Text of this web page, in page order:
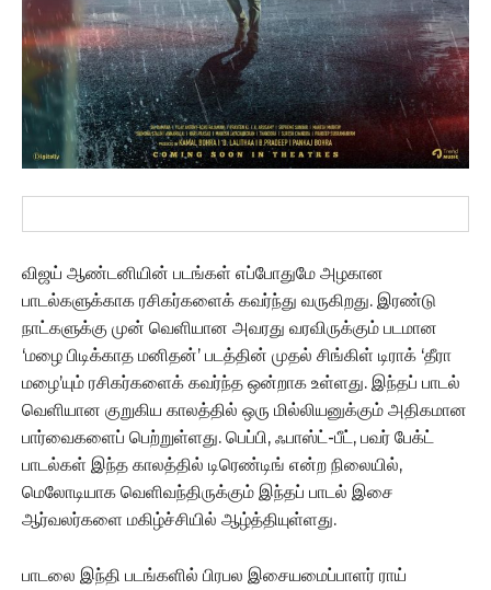
விஜய் ஆண்டனியின் படங்கள் எப்போதுமே அழகான
பாடல்களுக்காக ரசிகர்களைக் கவர்ந்து வருகிறது. இரண்டு
நாட்களுக்கு முன் வெளியான அவரது வரவிருக்கும் படமான
‘மழை பிடிக்காத மனிதன்’ படத்தின் முதல் சிங்கிள் டிராக் ‘தீரா
மழை’யும் ரசிகர்களைக் கவர்ந்த ஒன்றாக உள்ளது. இந்தப் பாடல்
வெளியான குறுகிய காலத்தில் ஒரு மில்லியனுக்கும் அதிகமான
பார்வைகளைப் பெற்றுள்ளது. பெப்பி, ஃபாஸ்ட்-பீட், பவர் பேக்ட்
பாடல்கள் இந்த காலத்தில் டிரெண்டிங் என்ற நிலையில்,
மெலோடியாக வெளிவந்திருக்கும் இந்தப் பாடல் இசை
ஆர்வலர்களை மகிழ்ச்சியில் ஆழ்த்தியுள்ளது.
பாடலை இந்தி படங்களில் பிரபல இசையமைப்பாளர் ராய்